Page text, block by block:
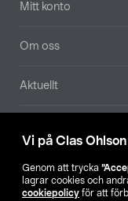
Vi på Clas
Genom att trycka
lagrar cookies och
cookiepolicy för att
Mitt konto
Om oss
Aktuellt